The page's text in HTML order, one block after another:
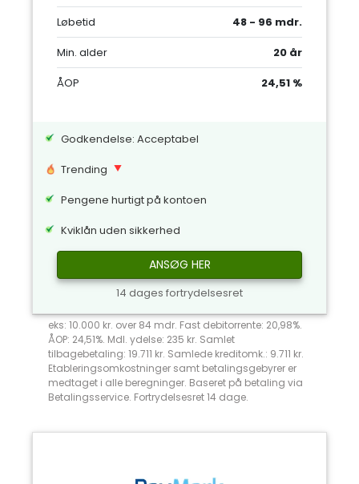
Løbetid
48 - 96 mdr.
Min. alder
20 år
ÅOP
24,51 %
Godkendelse: Acceptabel
Trending
Pengene hurtigt på kontoen
Kviklån uden sikkerhed
ANSØG HER
14 dages fortrydelsesret
eks: 10.000 kr. over 84 mdr. Fast debitorrente: 20,98%.
ÅOP: 24,51%. Mdl. ydelse: 235 kr. Samlet
tilbagebetaling: 19.711 kr. Samlede kreditomk.: 9.711 kr.
Etableringsomkostninger samt betalingsgebyrer er
medtaget i alle beregninger. Baseret på betaling via
Betalingsservice. Fortrydelsesret 14 dage.